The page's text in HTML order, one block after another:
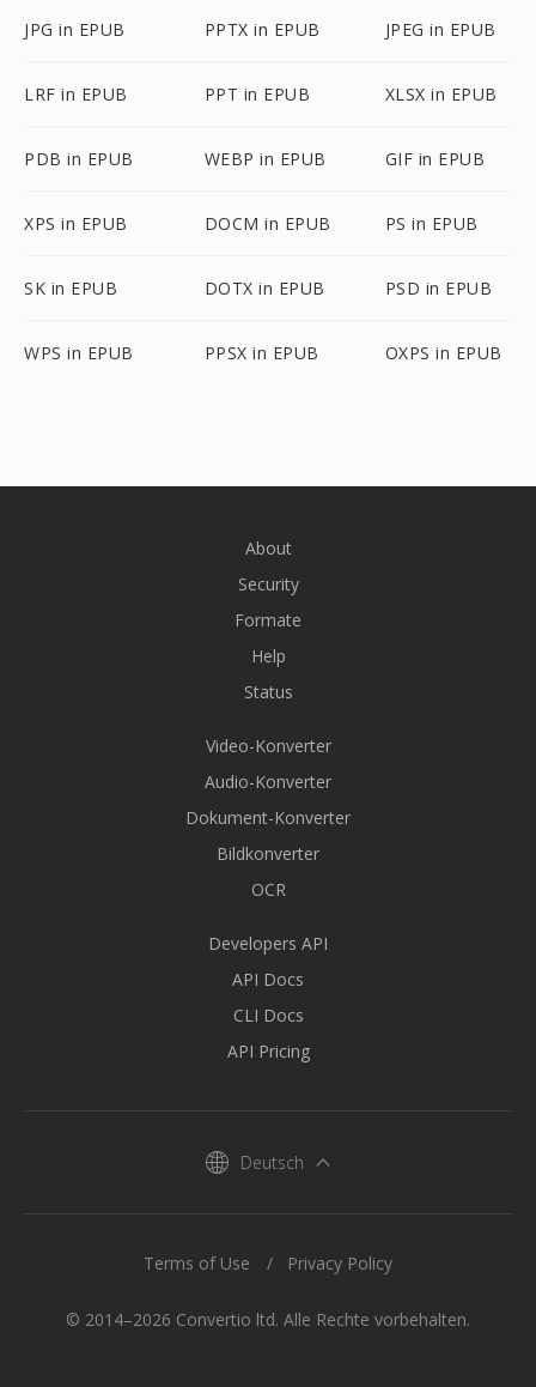
JPG in EPUB PPTX in EPUB JPEG in EPUB
LRF in EPUB PPT in EPUB XLSX in EPUB
PDB in EPUB WEBP in EPUB GIF in EPUB
XPS in EPUB DOCM in EPUB PS in EPUB
SK in EPUB DOTX in EPUB PSD in EPUB
WPS in EPUB PPSX in EPUB OXPS in EPUB
About
Security
Formate
Help
Status
Video-Konverter
Audio-Konverter
Dokument-Konverter
Bildkonverter
OCR
Developers API
API Docs
CLI Docs
API Pricing
Deutsch
© 2014–2026 Convertio ltd. Alle Rechte vorbehalten.
Terms of Use Privacy Policy